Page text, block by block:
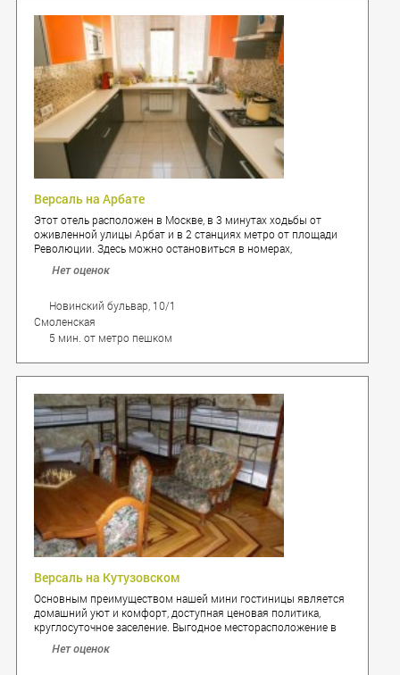
Версаль на Арбате
Этот отель расположен в Москве, в 3 минутах ходьбы от
оживленной улицы Арбат и в 2 станциях метро от площади
Революции. Здесь можно остановиться в номерах,
экраном, а также оснащенных бесплатным Wi-Fi.
Нет оценок
Новинский бульвар, 10/1
Смоленская
5 мин. от метро пешком
Версаль на Кутузовском
Основным преимуществом нашей мини гостиницы является
домашний уют и комфорт, доступная ценовая политика,
круглосуточное заселение. Выгодное месторасположение в
живописных, экологически чистых районов Москвы на
Нет оценок